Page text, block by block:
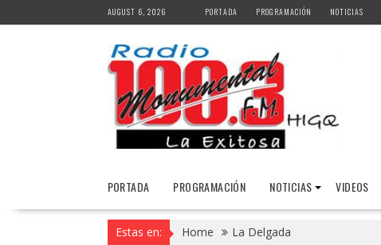
to
AUGUST 6, 2026 PORTADA PROGRAMACIÓN NOTICIAS
PORTADA PROGRAMACIÓN NOTICIAS VIDEOS
Estas en: Home La Delgada